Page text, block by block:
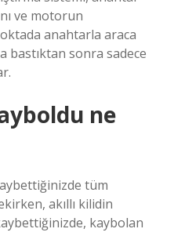
ve motorun
anahtarla araca
bastıktan sonra sadece
ne
tüm
akıllı kilidin
kaybolan